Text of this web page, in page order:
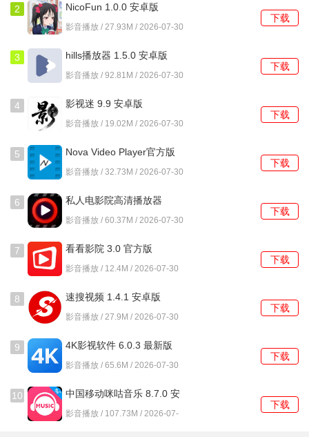
5、在设置菜单的声音选项中，找到车型适配项，选择自己车
2 NicoFun 1.0.0 安卓版
影音播放 / 27.93M / 2026-07-30
下载
3 hills播放器 1.5.0 安卓版
影音播放 / 92.81M / 2026-07-30
下载
4 影视迷 9.9 安卓版
影音播放 / 19.02M / 2026-07-30
下载
5
Nova Video Player官方版
6.4.28 6.4.28-
影音播放 / 32.73M / 2026-07-30
下载
6
私人电影院高清播放器
1.0.15.1001 安卓版
影音播放 / 60.37M / 2026-07-30
下载
7 看看影院 3.0 官方版
影音播放 / 12.4M / 2026-07-30
下载
8 速搜视频 1.4.1 安卓版
影音播放 / 27.9M / 2026-07-30
下载
9 4K影视软件 6.0.3 最新版
影音播放 / 65.6M / 2026-07-30
下载
10
中国移动咪咕音乐 8.7.0 安
卓版
影音播放 / 107.73M / 2026-07-
下载